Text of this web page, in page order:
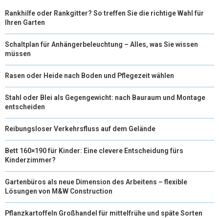
Rankhilfe oder Rankgitter? So treffen Sie die richtige Wahl für
Ihren Garten
Schaltplan für Anhängerbeleuchtung – Alles, was Sie wissen
müssen
Rasen oder Heide nach Boden und Pflegezeit wählen
Stahl oder Blei als Gegengewicht: nach Bauraum und Montage
entscheiden
Reibungsloser Verkehrsfluss auf dem Gelände
Bett 160×190 für Kinder: Eine clevere Entscheidung fürs
Kinderzimmer?
Gartenbüros als neue Dimension des Arbeitens – flexible
Lösungen von M&W Construction
Pflanzkartoffeln Großhandel für mittelfrühe und späte Sorten